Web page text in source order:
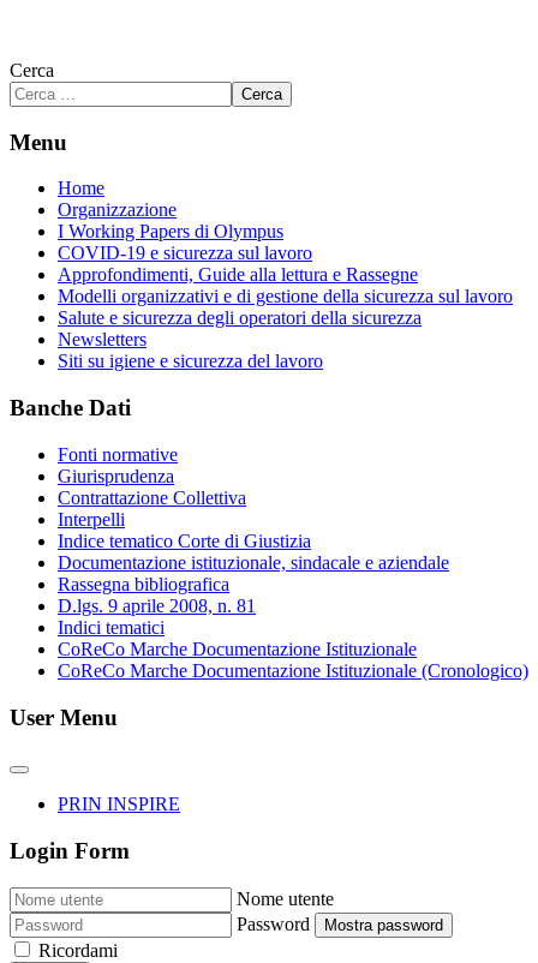
Cerca
Cerca
Menu
Home
Organizzazione
I Working Papers di Olympus
COVID-19 e sicurezza sul lavoro
Approfondimenti, Guide alla lettura e Rassegne
Modelli organizzativi e di gestione della sicurezza sul lavoro
Salute e sicurezza degli operatori della sicurezza
Newsletters
Siti su igiene e sicurezza del lavoro
Banche Dati
Fonti normative
Giurisprudenza
Contrattazione Collettiva
Interpelli
Indice tematico Corte di Giustizia
Documentazione istituzionale, sindacale e aziendale
Rassegna bibliografica
D.lgs. 9 aprile 2008, n. 81
Indici tematici
CoReCo Marche Documentazione Istituzionale
CoReCo Marche Documentazione Istituzionale (Cronologico)
User Menu
PRIN INSPIRE
Login Form
Nome utente
Password
Mostra password
Ricordami